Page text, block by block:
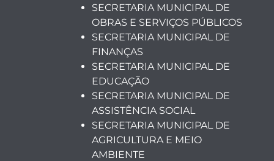
SECRETARIA MUNICIPAL DE
OBRAS E SERVIÇOS PÚBLICOS
SECRETARIA MUNICIPAL DE
FINANÇAS
SECRETARIA MUNICIPAL DE
EDUCAÇÃO
SECRETARIA MUNICIPAL DE
ASSISTÊNCIA SOCIAL
SECRETARIA MUNICIPAL DE
AGRICULTURA E MEIO
AMBIENTE